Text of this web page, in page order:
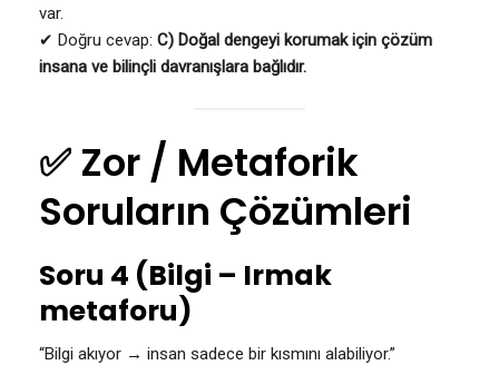
var.
✔ Doğru cevap: C) Doğal dengeyi korumak için çözüm
insana ve bilinçli davranışlara bağlıdır.
✅ Zor / Metaforik
Soruların Çözümleri
Soru 4 (Bilgi – Irmak
metaforu)
“Bilgi akıyor → insan sadece bir kısmını alabiliyor.”